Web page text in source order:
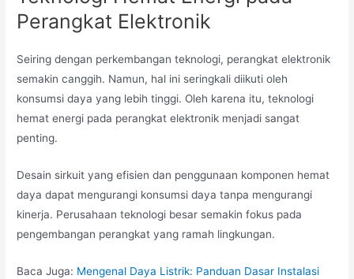
Perangkat Elektronik
Seiring dengan perkembangan teknologi, perangkat elektronik
semakin canggih. Namun, hal ini seringkali diikuti oleh
konsumsi daya yang lebih tinggi. Oleh karena itu, teknologi
hemat energi pada perangkat elektronik menjadi sangat
penting.
Desain sirkuit yang efisien dan penggunaan komponen hemat
daya dapat mengurangi konsumsi daya tanpa mengurangi
kinerja. Perusahaan teknologi besar semakin fokus pada
pengembangan perangkat yang ramah lingkungan.
Baca Juga: Mengenal Daya Listrik: Panduan Dasar Instalasi